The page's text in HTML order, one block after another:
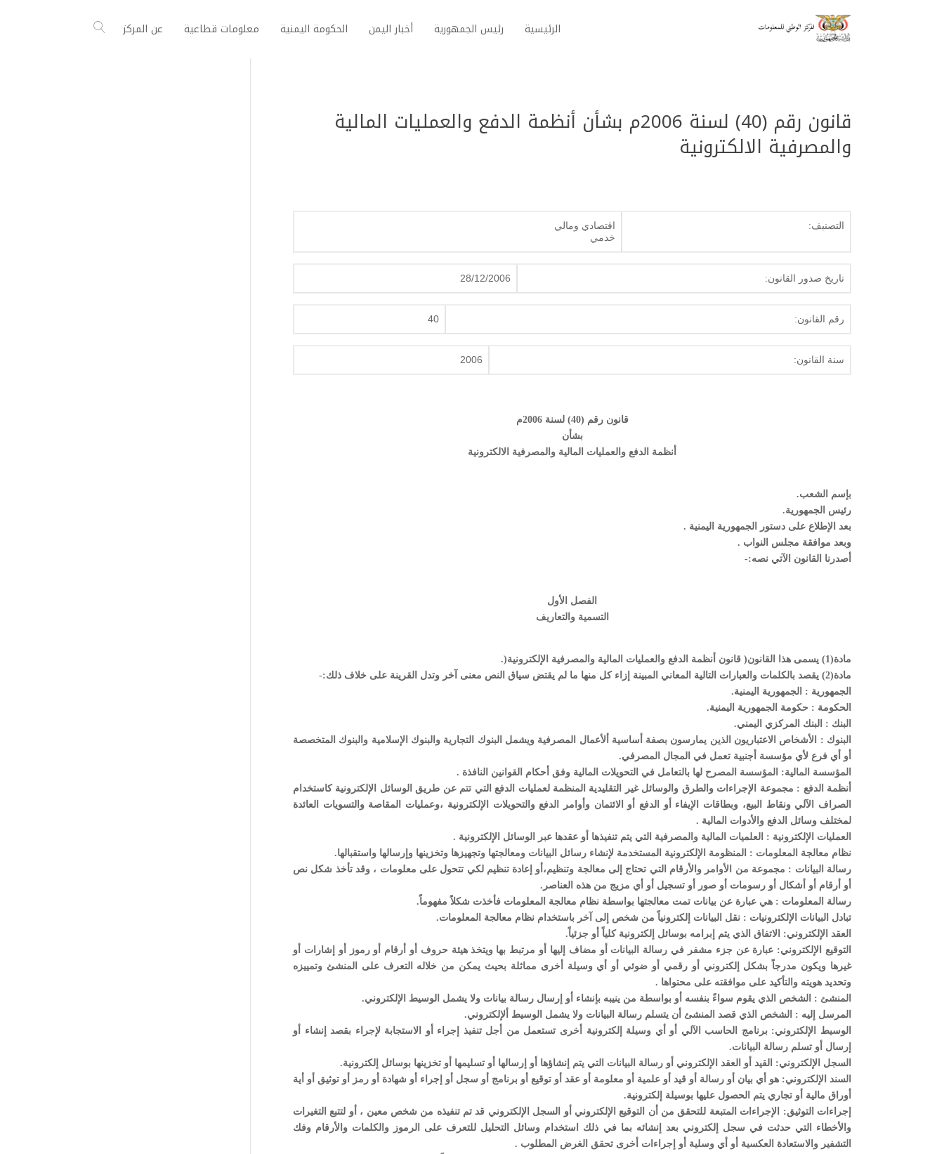
الرئيسية رئيس الجمهورية أخبار اليمن الحكومة اليمنية معلومات قطاعية عن المركز
قانون رقم (40) لسنة 2006م بشأن أنظمة الدفع والعمليات المالية
والمصرفية الالكترونية
التصنيف:
اقتصادي ومالي
خدمي
تاريخ صدور القانون: 28/12/2006
رقم القانون: 40
سنة القانون: 2006
قانون رقم (40) لسنة 2006م
بشأن
أنظمة الدفع والعمليات المالية والمصرفية الالكترونية
بإسم الشعب.
رئيس الجمهورية.
بعد الإطلاع على دستور الجمهورية اليمنية .
وبعد موافقة مجلس النواب .
أصدرنا القانون الآتي نصه:-
الفصل الأول
التسمية والتعاريف
مادة(1) يسمى هذا القانون( قانون أنظمة الدفع والعمليات المالية والمصرفية الإلكترونية(.
مادة(2) يقصد بالكلمات والعبارات التالية المعاني المبينة إزاء كل منها ما لم يقتض سياق النص معنى آخر وتدل القرينة على خلاف ذلك:-
الجمهورية : الجمهورية اليمنية.
الحكومة : حكومة الجمهورية اليمنية.
البنك : البنك المركزي اليمني.
البنوك : الأشخاص الاعتباريون الذين يمارسون بصفة أساسية ألأعمال المصرفية ويشمل البنوك التجارية والبنوك الإسلامية والبنوك المتخصصة
أو أي فرع لأي مؤسسة أجنبية تعمل في المجال المصرفي.
المؤسسة المالية: المؤسسة المصرح لها بالتعامل في التحويلات المالية وفق أحكام القوانين النافذة .
أنظمة الدفع : مجموعة الإجراءات والطرق والوسائل غير التقليدية المنظمة لعمليات الدفع التي تتم عن طريق الوسائل الإلكترونية كاستخدام
الصراف الآلي ونقاط البيع، وبطاقات الإيفاء أو الدفع أو الائتمان وأوامر الدفع والتحويلات الإلكترونية ،وعمليات المقاصة والتسويات العائدة
لمختلف وسائل الدفع والأدوات المالية .
العمليات الإلكترونية : العلميات المالية والمصرفية التي يتم تنفيذها أو عقدها عبر الوسائل الإلكترونية .
نظام معالجة المعلومات : المنظومة الإلكترونية المستخدمة لإنشاء رسائل البيانات ومعالجتها وتجهيزها وتخزينها وإرسالها واستقبالها.
رسالة البيانات : مجموعة من الأوامر والأرقام التي تحتاج إلى معالجة وتنظيم،أو إعادة تنظيم لكي تتحول على معلومات ، وقد تأخذ شكل نص
أو أرقام أو أشكال أو رسومات أو صور أو تسجيل أو أي مزيج من هذه العناصر.
رسالة المعلومات : هي عبارة عن بيانات تمت معالجتها بواسطة نظام معالجة المعلومات فأخذت شكلاً مفهوماً.
تبادل البيانات الإلكترونيات : نقل البيانات إلكترونياً من شخص إلى آخر باستخدام نظام معالجة المعلومات.
العقد الإلكتروني: الاتفاق الذي يتم إبرامه بوسائل إلكترونية كلياً أو جزئياً.
التوقيع الإلكتروني: عبارة عن جزء مشفر في رسالة البيانات أو مضاف إليها أو مرتبط بها ويتخذ هيئة حروف أو أرقام أو رموز أو إشارات أو
غيرها ويكون مدرجاً بشكل إلكتروني أو رقمي أو ضوئي أو أي وسيلة أخرى مماثلة بحيث يمكن من خلاله التعرف على المنشئ وتمييزه
وتحديد هويته والتأكيد على موافقته على محتواها .
المنشئ : الشخص الذي يقوم سواءً بنفسه أو بواسطة من ينيبه بإنشاء أو إرسال رسالة بيانات ولا يشمل الوسيط الإلكتروني.
المرسل إليه : الشخص الذي قصد المنشئ أن يتسلم رسالة البيانات ولا يشمل الوسيط ألإلكتروني.
الوسيط الإلكتروني: برنامج الحاسب الآلي أو أي وسيلة إلكترونية أخرى تستعمل من أجل تنفيذ إجراء أو الاستجابة لإجراء بقصد إنشاء أو
إرسال أو تسلم رسالة البيانات.
السجل الإلكتروني: القيد أو العقد الإلكتروني أو رسالة البيانات التي يتم إنشاؤها أو إرسالها أو تسليمها أو تخزينها بوسائل إلكترونية.
السند الإلكتروني: هو أي بيان أو رسالة أو قيد أو علمية أو معلومة أو عقد أو توقيع أو برنامج أو سجل أو إجراء أو شهادة أو رمز أو توثيق أو أية
أوراق مالية أو تجاري يتم الحصول عليها بوسيلة إلكترونية.
إجراءات التوثيق: الإجراءات المتبعة للتحقق من أن التوقيع الإلكتروني أو السجل الإلكتروني قد تم تنفيذه من شخص معين ، أو لتتبع التغيرات
والأخطاء التي حدثت في سجل إلكتروني بعد إنشائه بما في ذلك استخدام وسائل التحليل للتعرف على الرموز والكلمات والأرقام وفك
التشفير والاستعادة العكسية أو أي وسلية أو إجراءات أخرى تحقق الغرض المطلوب .